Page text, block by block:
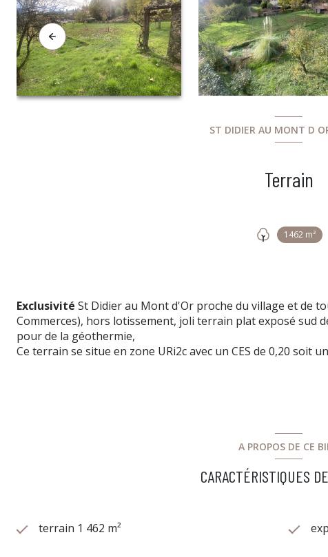
ST DIDIER AU MONT D
Terrain
1462 m²
Exclusivité St Didier au Mont d'Or proche du village et de
Commerces), hors lotissement, joli terrain plat exposé sud
pour de la géothermie,
Ce terrain se situe en zone URi2c avec un CES de 0,20 soit
A PROPOS DE CE
CARACTÉRISTIQUES
terrain 1 462 m²